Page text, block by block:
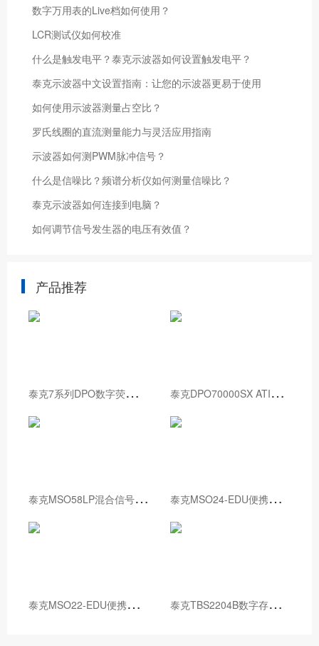
数字万用表的Live档如何使用？
LCR测试仪如何校准
什么是触发电平？泰克示波器如何设置触发电平？
泰克示波器中文设置指南：让您的示波器更易于使用
如何使用示波器测量占空比？
罗氏线圈的直流测量能力与灵活应用指南
示波器如何测PWM脉冲信号？
什么是信噪比？频谱分析仪如何测量信噪比？
泰克示波器如何连接到电脑？
如何调节信号发生器的电压有效值？
产品推荐
泰
克7系列DPO数字荧光示波器 泰
克DPO70000SX ATI性能示波器
泰
克MSO58LP混合信号示波器 泰
克MSO24-EDU便携式混合信号示波器
泰
克MSO22-EDU便携式混合信号示波器 泰
克TBS2204B数字存储示波器